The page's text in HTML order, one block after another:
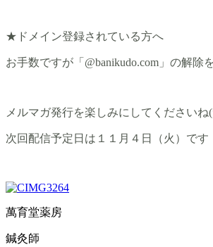
★ドメイン登録されている方へ
お手数ですが「@banikudo.com」の解除
メルマガ発行を楽しみにしてください
次回配信予定日は１１月４日（火）です
萬育堂薬房
鍼灸師